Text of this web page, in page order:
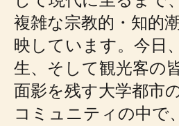
複雑な宗教的・知的
映しています。今日
生、そして観光客の
面影を残す大学都市
コミュニティの中で